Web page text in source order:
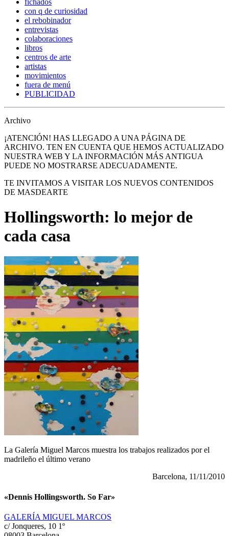
con q de curiosidad
el rebobinador
entrevistas
colaboraciones
libros
centros de arte
artistas
movimientos
fuera de menú
PUBLICIDAD
Archivo
¡ATENCIÓN! HAS LLEGADO A UNA PÁGINA DE
ARCHIVO. TEN EN CUENTA QUE HEMOS ACTUALIZADO
NUESTRA WEB Y LA INFORMACIÓN MÁS ANTIGUA
PUEDE NO MOSTRARSE ADECUADAMENTE.
TE INVITAMOS A VISITAR LOS NUEVOS CONTENIDOS
DE MASDEARTE
Hollingsworth: lo mejor de
cada casa
La Galería Miguel Marcos muestra los trabajos realizados por el
madrileño el último verano
Barcelona, 11/11/2010
«Dennis Hollingsworth. So Far»
GALERÍA MIGUEL MARCOS
c/ Jonqueres, 10 1º